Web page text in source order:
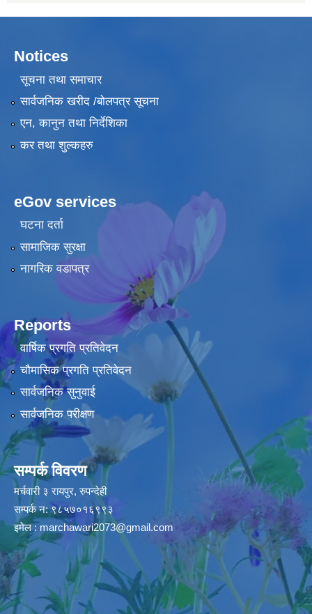
Notices
सूचना तथा समाचार
सार्वजनिक खरीद /बोलपत्र सूचना
एन, कानुन तथा निर्देशिका
कर तथा शुल्कहरु
eGov services
घटना दर्ता
सामाजिक सुरक्षा
नागरिक वडापत्र
Reports
वार्षिक प्रगति प्रतिवेदन
चौमासिक प्रगति प्रतिवेदन
सार्वजनिक सुनुवाई
सार्वजनिक परीक्षण
सम्पर्क विवरण
मर्चवारी ३ रायपुर, रुपन्देही
सम्पर्क न: ९८५७०१६९९३
इमेल : marchawari2073@gmail.com